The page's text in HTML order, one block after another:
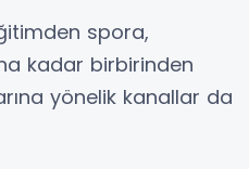
spora,
kadar birbirinden
yönelik kanallar da